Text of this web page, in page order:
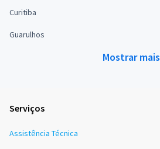
Curitiba
Guarulhos
Mostrar mais
Serviços
Assistência Técnica